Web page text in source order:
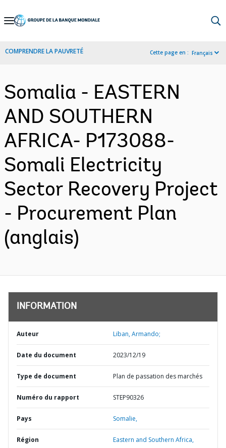
Skip
Navigation
COMPRENDRE LA PAUVRETÉ Cette page en : Français
Somalia - EASTERN
AND SOUTHERN
AFRICA- P173088-
Somali Electricity
Sector Recovery Project
- Procurement Plan
(anglais)
INFORMATION
Auteur Liban, Armando;
Date du document 2023/12/19
Type de document Plan de passation des marchés
Numéro du rapport STEP90326
Pays Somalie,
Région Eastern and Southern Africa,